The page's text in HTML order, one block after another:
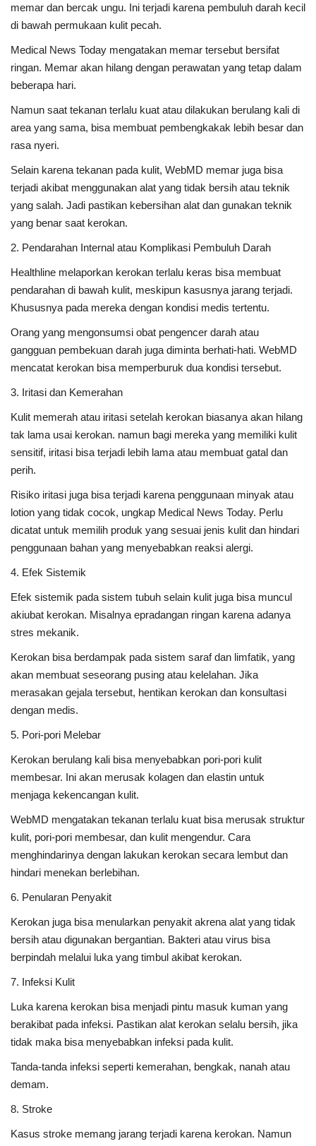
memar dan bercak ungu. Ini terjadi karena pembuluh darah kecil
di bawah permukaan kulit pecah.
Medical News Today mengatakan memar tersebut bersifat
ringan. Memar akan hilang dengan perawatan yang tetap dalam
beberapa hari.
Namun saat tekanan terlalu kuat atau dilakukan berulang kali di
area yang sama, bisa membuat pembengkakak lebih besar dan
rasa nyeri.
Selain karena tekanan pada kulit, WebMD memar juga bisa
terjadi akibat menggunakan alat yang tidak bersih atau teknik
yang salah. Jadi pastikan kebersihan alat dan gunakan teknik
yang benar saat kerokan.
2. Pendarahan Internal atau Komplikasi Pembuluh Darah
Healthline melaporkan kerokan terlalu keras bisa membuat
pendarahan di bawah kulit, meskipun kasusnya jarang terjadi.
Khususnya pada mereka dengan kondisi medis tertentu.
Orang yang mengonsumsi obat pengencer darah atau
gangguan pembekuan darah juga diminta berhati-hati. WebMD
mencatat kerokan bisa memperburuk dua kondisi tersebut.
3. Iritasi dan Kemerahan
Kulit memerah atau iritasi setelah kerokan biasanya akan hilang
tak lama usai kerokan. namun bagi mereka yang memiliki kulit
sensitif, iritasi bisa terjadi lebih lama atau membuat gatal dan
perih.
Risiko iritasi juga bisa terjadi karena penggunaan minyak atau
lotion yang tidak cocok, ungkap Medical News Today. Perlu
dicatat untuk memilih produk yang sesuai jenis kulit dan hindari
penggunaan bahan yang menyebabkan reaksi alergi.
4. Efek Sistemik
Efek sistemik pada sistem tubuh selain kulit juga bisa muncul
akiubat kerokan. Misalnya epradangan ringan karena adanya
stres mekanik.
Kerokan bisa berdampak pada sistem saraf dan limfatik, yang
akan membuat seseorang pusing atau kelelahan. Jika
merasakan gejala tersebut, hentikan kerokan dan konsultasi
dengan medis.
5. Pori-pori Melebar
Kerokan berulang kali bisa menyebabkan pori-pori kulit
membesar. Ini akan merusak kolagen dan elastin untuk
menjaga kekencangan kulit.
WebMD mengatakan tekanan terlalu kuat bisa merusak struktur
kulit, pori-pori membesar, dan kulit mengendur. Cara
menghindarinya dengan lakukan kerokan secara lembut dan
hindari menekan berlebihan.
6. Penularan Penyakit
Kerokan juga bisa menularkan penyakit akrena alat yang tidak
bersih atau digunakan bergantian. Bakteri atau virus bisa
berpindah melalui luka yang timbul akibat kerokan.
7. Infeksi Kulit
Luka karena kerokan bisa menjadi pintu masuk kuman yang
berakibat pada infeksi. Pastikan alat kerokan selalu bersih, jika
tidak maka bisa menyebabkan infeksi pada kulit.
Tanda-tanda infeksi seperti kemerahan, bengkak, nanah atau
demam.
8. Stroke
Kasus stroke memang jarang terjadi karena kerokan. Namun